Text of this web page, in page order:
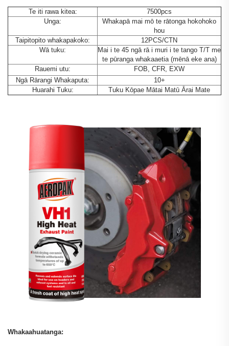
Te iti rawa kitea:
7500pcs
Unga:
Whakapā mai mō te rātonga hokohoko
hou
Taipitopito whakapakoko:
12PCS/CTN
Wā tuku:
Mai i te 45 ngā rā i muri i te tango T/T me
te pūranga whakaaetia (mēnā eke ana)
Rauemi utu:
FOB, CFR, EXW
Ngā Rārangi Whakaputa:
10+
Huarahi Tuku:
Tuku Kōpae Mātai Matū Ārai Mate
Whakaahuatanga: